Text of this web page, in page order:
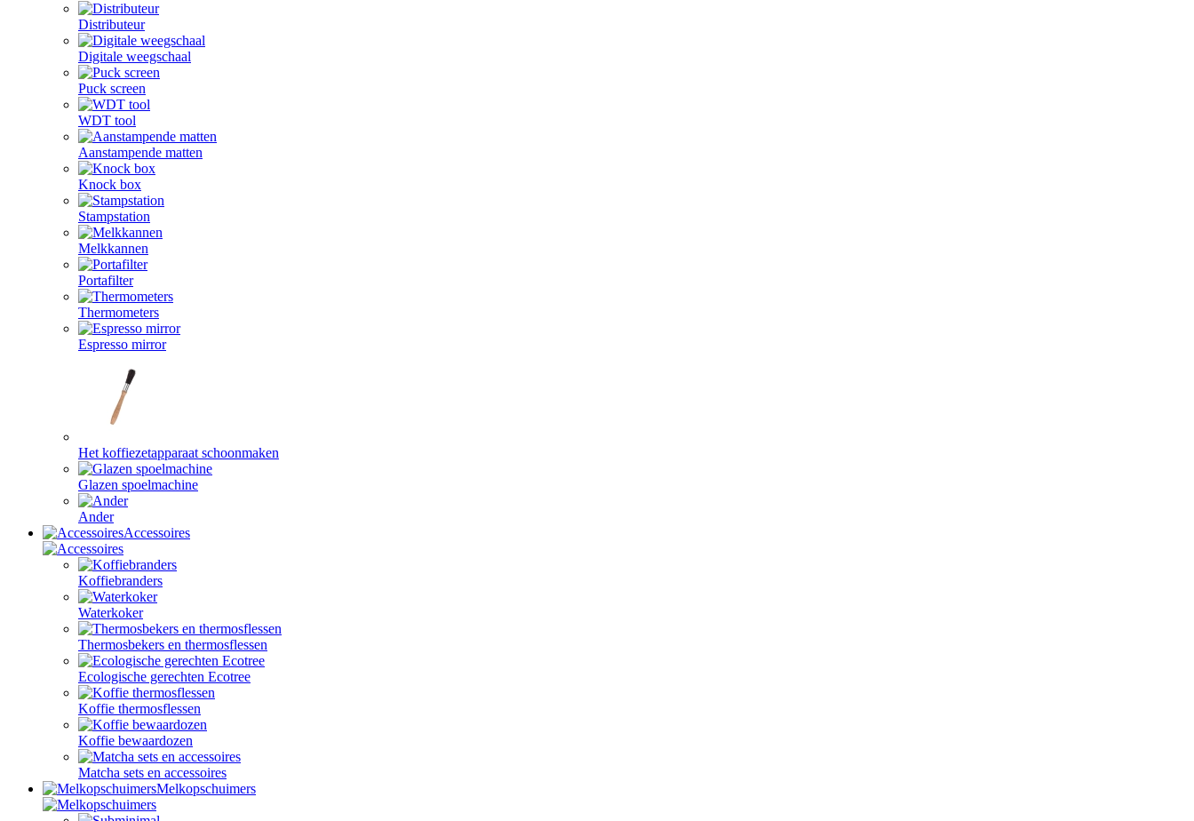
Distributeur
Digitale weegschaal
Puck screen
WDT tool
Aanstampende matten
Knock box
Stampstation
Melkkannen
Portafilter
Thermometers
Espresso mirror
Het koffiezetapparaat schoonmaken
Glazen spoelmachine
Ander
Accessoires
Koffiebranders
Waterkoker
Thermosbekers en thermosflessen
Ecologische gerechten Ecotree
Koffie thermosflessen
Koffie bewaardozen
Matcha sets en accessoires
Melkopschuimers